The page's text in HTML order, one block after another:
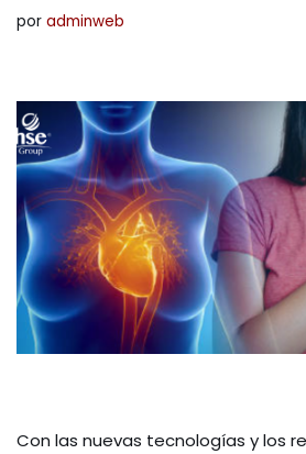
por adminweb
Con las nuevas tecnologías y los